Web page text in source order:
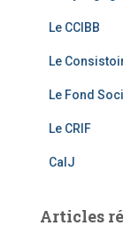
o
k
Le CCIBB
Le
Le Fond
Le CRIF
CalJ
Articles